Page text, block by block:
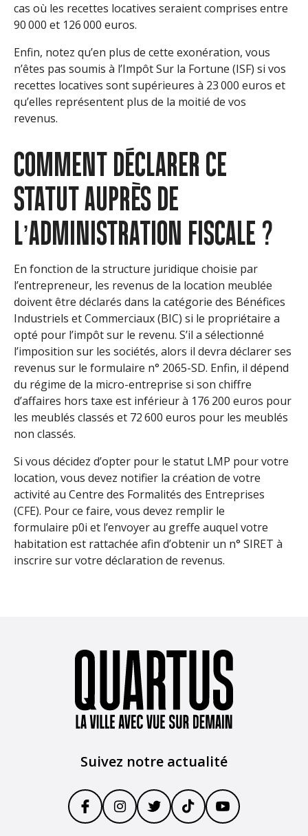
cas où les recettes locatives seraient comprises entre
90 000 et 126 000 euros.
Enfin, notez qu’en plus de cette exonération, vous
n’êtes pas soumis à l’Impôt Sur la Fortune (ISF) si vos
recettes locatives sont supérieures à 23 000 euros et
qu’elles représentent plus de la moitié de vos
revenus.
COMMENT DÉCLARER CE
STATUT AUPRÈS DE
L’ADMINISTRATION FISCALE ?
En fonction de la structure juridique choisie par
l’entrepreneur, les revenus de la location meublée
doivent être déclarés dans la catégorie des Bénéfices
Industriels et Commerciaux (BIC) si le propriétaire a
opté pour l’impôt sur le revenu. S’il a sélectionné
l’imposition sur les sociétés, alors il devra déclarer ses
revenus sur le formulaire n° 2065-SD. Enfin, il dépend
du régime de la micro-entreprise si son chiffre
d’affaires hors taxe est inférieur à 176 200 euros pour
les meublés classés et 72 600 euros pour les meublés
non classés.
Si vous décidez d’opter pour le statut LMP pour votre
location, vous devez notifier la création de votre
activité au Centre des Formalités des Entreprises
(CFE). Pour ce faire, vous devez remplir le
formulaire p0i et l’envoyer au greffe auquel votre
habitation est rattachée afin d’obtenir un n° SIRET à
inscrire sur votre déclaration de revenus.
Suivez notre actualité